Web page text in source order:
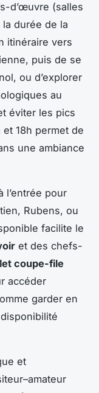
d’œuvre (salles
durée de la
itinéraire vers
puis de se
ou d’explorer
au
éviter les pics
et 18h permet de
une ambiance
l’entrée pour
Rubens, ou
facilite le
et des chefs-
coupe-file
accéder
garder en
et